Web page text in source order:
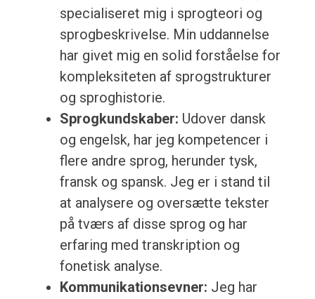
specialiseret mig i sprogteori og
sprogbeskrivelse. Min uddannelse
har givet mig en solid forståelse for
kompleksiteten af sprogstrukturer
og sproghistorie.
Sprogkundskaber: Udover dansk
og engelsk, har jeg kompetencer i
flere andre sprog, herunder tysk,
fransk og spansk. Jeg er i stand til
at analysere og oversætte tekster
på tværs af disse sprog og har
erfaring med transkription og
fonetisk analyse.
Kommunikationsevner: Jeg har